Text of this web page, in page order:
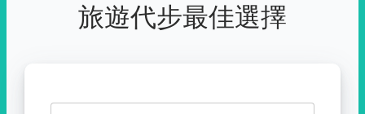
旅遊代步最佳選擇